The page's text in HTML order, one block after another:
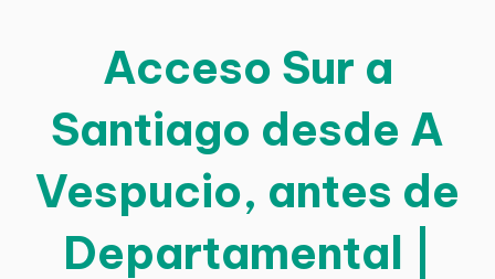
Acceso Sur a
Santiago desde A
Vespucio, antes de
Departamental |